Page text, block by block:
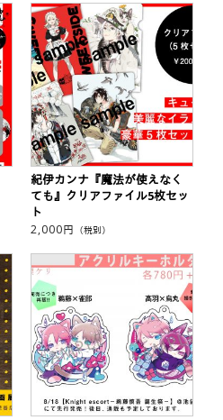
紀伊カンナ『魔法が使えなく
ても』クリアファイル5枚セッ
ト
2,000円 （税別）